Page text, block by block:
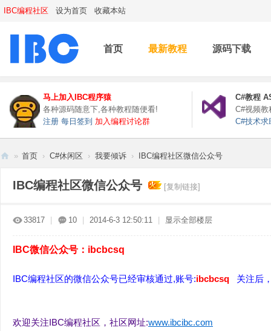
IBC编程社区 设为首页 收藏本站
首页 最新教程 源码下载
马上加入IBC程序猿
各种源码随意下,各种教程随便看!
注册 每日签到 加入编程讨论群
C#教程
C#视频教
C#技术求
» 首页 › C#休闲区 › 我要倾诉 › IBC编程社区微信公众号
IBC编程社区微信公众号 [复制链接]
33817 10 2014-6-3 12:50:11 显示全部楼层
IBC微信公众号：ibcbcsq
IBC编程社区的微信公众号已经审核通过,账号:ibcbcsq 关注后
欢迎关注IBC编程社区，社区网址:www.ibcibc.com